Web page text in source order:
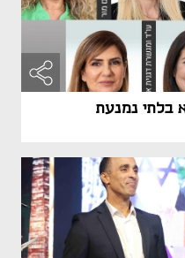
בלתי נמנעת